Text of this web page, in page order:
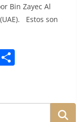
Bin Zayec Al
Estos son
p